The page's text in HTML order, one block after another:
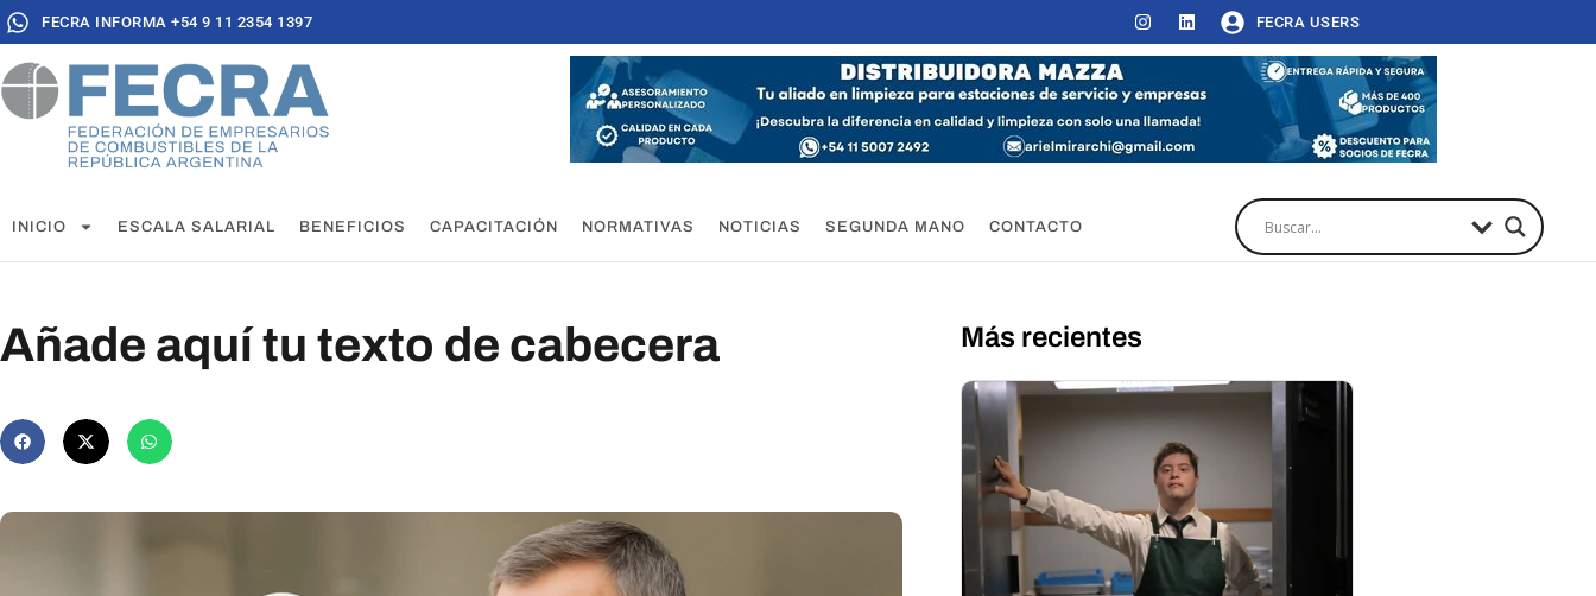
FECRA INFORMA +54 9 11 2354 1397 FECRA USERS
INICIO ESCALA SALARIAL BENEFICIOS CAPACITACIÓN NORMATIVAS NOTICIAS SEGUNDA MANO CONTACTO
Añade aquí tu texto de cabecera Más recientes